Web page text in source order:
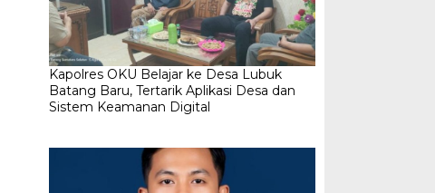
Kapolres OKU Belajar ke Desa Lubuk
Batang Baru, Tertarik Aplikasi Desa dan
Sistem Keamanan Digital